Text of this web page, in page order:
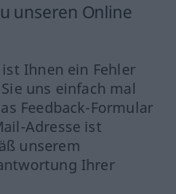
unseren Online
Ihnen ein Fehler
uns einfach mal
Feedback-Formular
Adresse ist
unserem
Ihrer